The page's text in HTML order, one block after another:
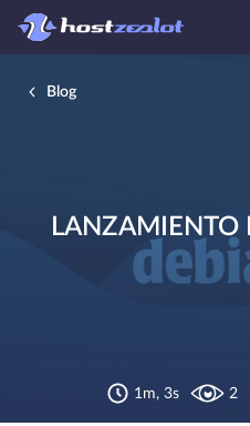
Blog
LANZAMIENTO
1m, 3s 2